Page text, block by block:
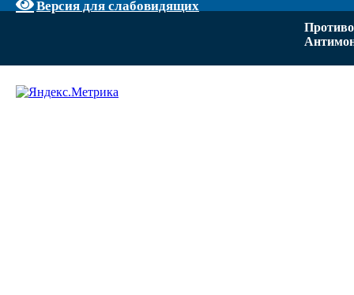
Версия для слабовидящих